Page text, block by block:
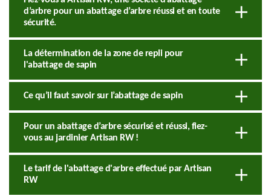
d’arbre pour un abattage d’arbre réussi et en toute
sécurité.
La détermination de la zone de repli pour
l'abattage de sapin
Ce qu’il faut savoir sur l’abattage de sapin
Pour un abattage d’arbre sécurisé et réussi, fiez-
vous au jardinier Artisan RW !
Le tarif de l'abattage d'arbre effectué par Artisan
RW